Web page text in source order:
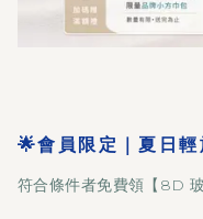
🌟會員限定｜夏日輕
符合條件者免費領【8D